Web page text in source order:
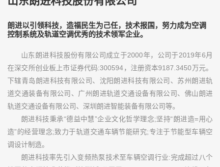
朗进以引领科技，造福民生为己任，技术报国，努力成为空调
控制系统及轨道空调优秀的技术领军企业。
山东朗进科技股份有限公司成立于2000年，公司于2019年6月
在深交所创业板上市证券代码:300594，注册资本9187.3450万元。
下辖青岛朗进科技有限公司、沈阳朗进科技有限公司、苏州朗进轨
道交通装备有限公司、广州朗进轨道交通设备有限公司、佛山朗进
轨道交通设备有限公司、深圳朗进智能装备有限公司等。
朗进科技秉承“德益中慧”企业文化哲学理念;坚持“朗进造=用心
造”的经营理念;致力于轨道交通车辆节能研究;专注于节能型车辆空
调设计制造。
朗进科技率先引入变频热泵技术至车辆空调行业:完成超过八个